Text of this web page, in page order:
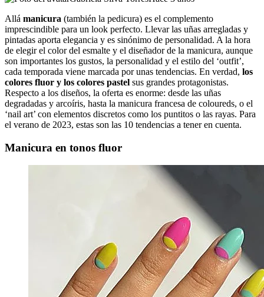
Allá manicura (también la pedicura) es el complemento
imprescindible para un look perfecto. Llevar las uñas arregladas y
pintadas aporta elegancia y es sinónimo de personalidad. A la hora
de elegir el color del esmalte y el diseñador de la manicura, aunque
son importantes los gustos, la personalidad y el estilo del ‘outfit’,
cada temporada viene marcada por unas tendencias. En verdad, los
colores fluor y los colores pastel sus grandes protagonistas.
Respecto a los diseños, la oferta es enorme: desde las uñas
degradadas y arcoíris, hasta la manicura francesa de coloureds, o el
‘nail art’ con elementos discretos como los puntitos o las rayas. Para
el verano de 2023, estas son las 10 tendencias a tener en cuenta.
Manicura en tonos fluor